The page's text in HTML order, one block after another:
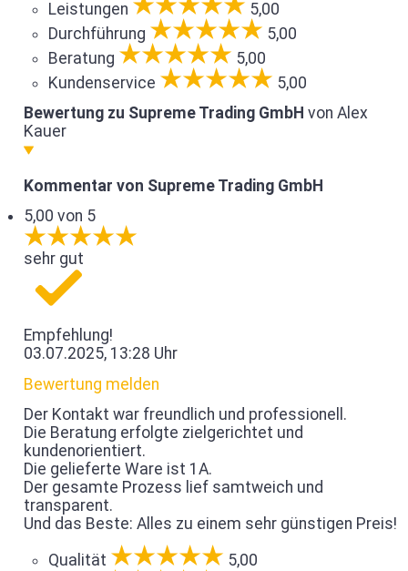
Leistungen
5,00
Durchführung
5,00
Beratung
5,00
Kundenservice
5,00
Bewertung zu Supreme Trading GmbH von Alex
Kauer
Kommentar von Supreme Trading GmbH
5,00 von 5
sehr gut
Empfehlung!
03.07.2025, 13:28 Uhr
Bewertung melden
Der Kontakt war freundlich und professionell.
Die Beratung erfolgte zielgerichtet und
kundenorientiert.
Die gelieferte Ware ist 1A.
Der gesamte Prozess lief samtweich und
transparent.
Und das Beste: Alles zu einem sehr günstigen Preis!
Qualität
5,00